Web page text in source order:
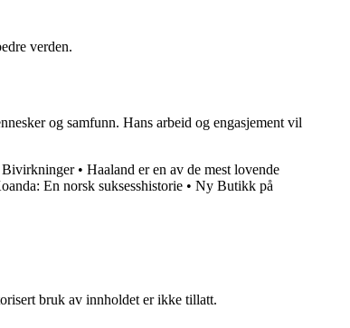
verden.
og samfunn. Hans arbeid og engasjement vil
Bivirkninger• Haaland er en av de mest lovende
En norsk suksesshistorie • Ny Butikk på
bruk av innholdet er ikke tillatt.